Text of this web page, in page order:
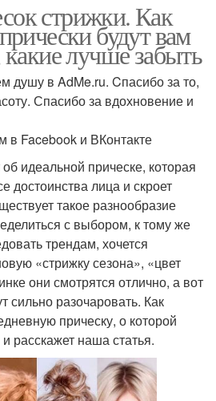
стрижки. Как
будут вам
лучше забыть
душу в AdMe.ru. Cпасибо за то,
Спасибо за вдохновение и
в Facebook и ВКонтакте
идеальной прическе, которая
достоинства лица и скроет
такое разнообразие
с выбором, к тому же
трендам, хочется
«стрижку сезона», «цвет
они смотрятся отлично, а вот
сильно разочаровать. Как
прическу, о которой
расскажет наша статья.